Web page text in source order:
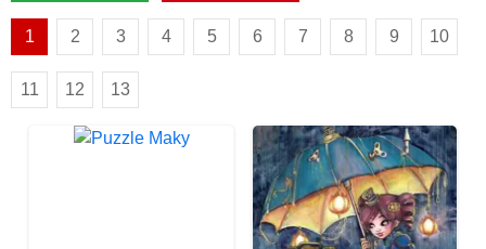
1 2 3 4 5 6 7 8 9 10
11 12 13